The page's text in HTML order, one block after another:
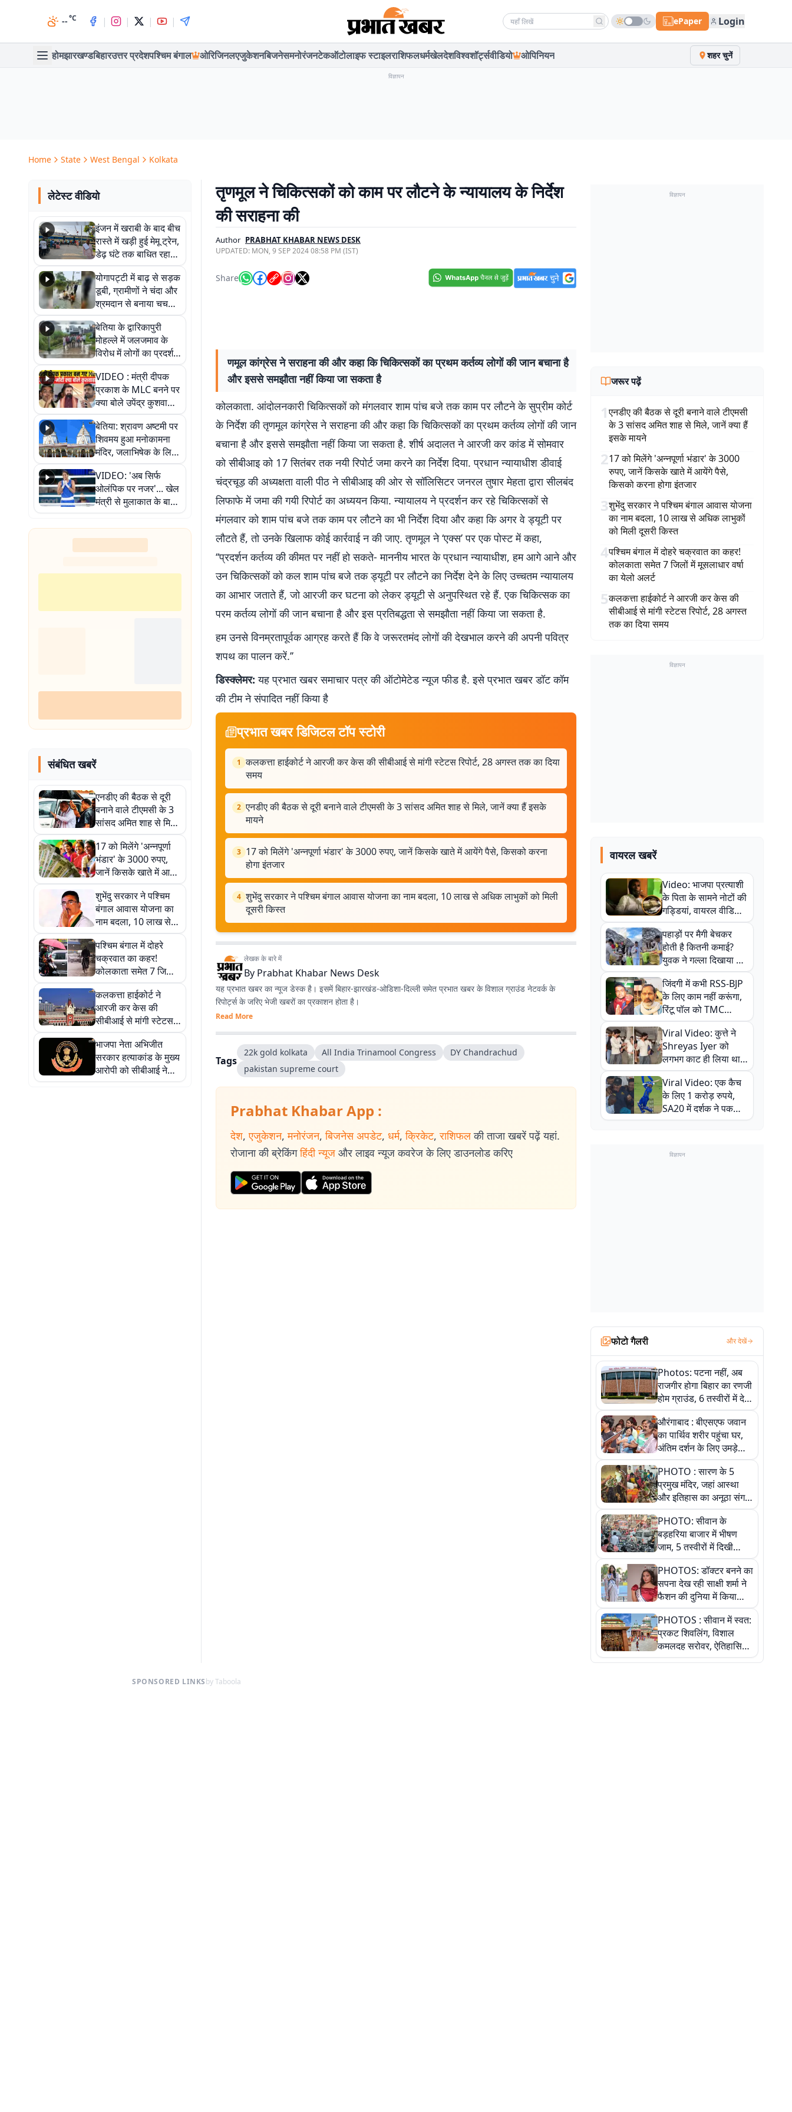
--°C | | | | Search news ePaper Login
होमझारखण्डबिहारउत्तर प्रदेशपश्चिम बंगाल ओरिजिनलएजुकेशनबिजनेसमनोरंजनटेकऑटोलाइफ स्टाइलराशिफलधर्मखेलदेशविश्वशॉर्ट्सवीडियो ओपिनियन शहर चुनें
विज्ञापन
Home State West Bengal Kolkata
लेटेस्ट वीडियो
इंजन में खराबी के बाद बीच
रास्ते में खड़ी हुई मेमू ट्रेन,
डेढ़ घंटे तक बाधित रहा
आवागमन
योगापट्टी में बाढ़ से सड़क
डूबी, ग्रामीणों ने चंदा और
श्रमदान से बनाया चचरी
पुल
बेतिया के द्वारिकापुरी
मोहल्ले में जलजमाव के
विरोध में लोगों का प्रदर्शन,
स्थायी समाधान की मांग
VIDEO : मंत्री दीपक
प्रकाश के MLC बनने पर
क्या बोले उपेंद्र कुशवाहा,
सुनिए
बेतिया: श्रावण अष्टमी पर
शिवमय हुआ मनोकामना
मंदिर, जलाभिषेक के लिए
लगी लंबी कतारें
VIDEO: 'अब सिर्फ
ओलंपिक पर नजर'... खेल
मंत्री से मुलाकात के बाद
जैसमीन लंबोरिया का बड़ा
बयान
संबंधित खबरें
एनडीए की बैठक से दूरी
बनाने वाले टीएमसी के 3
सांसद अमित शाह से मिले,
जानें क्या हैं इसके मायने
17 को मिलेंगे 'अन्नपूर्णा
भंडार' के 3000 रुपए,
जानें किसके खाते में आयेंगे
पैसे, किसको करना होगा
इंतजार
शुभेंदु सरकार ने पश्चिम
बंगाल आवास योजना का
नाम बदला, 10 लाख से
अधिक लाभुकों को मिली
दूसरी किस्त
पश्चिम बंगाल में दोहरे
चक्रवात का कहर!
कोलकाता समेत 7 जिलों
में मूसलाधार वर्षा का येलो
अलर्ट
कलकत्ता हाईकोर्ट ने
आरजी कर केस की
सीबीआई से मांगी स्टेटस
रिपोर्ट, 28 अगस्त तक का
दिया समय
भाजपा नेता अभिजीत
सरकार हत्याकांड के मुख्य
आरोपी को सीबीआई ने
गुवाहाटी से किया
तृणमूल ने चिकित्सकों को काम पर लौटने के न्यायालय के निर्देश
की सराहना की
Author PRABHAT KHABAR NEWS DESK
UPDATED: MON, 9 SEP 2024 08:58 PM (IST)
Share
णमूल कांग्रेस ने सराहना की और कहा कि चिकित्सकों का प्रथम कर्तव्य लोगों की जान बचाना है
और इससे समझौता नहीं किया जा सकता है
कोलकाता. आंदोलनकारी चिकित्सकों को मंगलवार शाम पांच बजे तक काम पर लौटने के सुप्रीम कोर्ट
के निर्देश की तृणमूल कांग्रेस ने सराहना की और कहा कि चिकित्सकों का प्रथम कर्तव्य लोगों की जान
बचाना है और इससे समझौता नहीं किया जा सकता है. शीर्ष अदालत ने आरजी कर कांड में सोमवार
को सीबीआइ को 17 सितंबर तक नयी रिपोर्ट जमा करने का निर्देश दिया. प्रधान न्यायाधीश डीवाई
चंद्रचूड़ की अध्यक्षता वाली पीठ ने सीबीआइ की ओर से सॉलिसिटर जनरल तुषार मेहता द्वारा सीलबंद
लिफाफे में जमा की गयी रिपोर्ट का अध्ययन किया. न्यायालय ने प्रदर्शन कर रहे चिकित्सकों से
मंगलवार को शाम पांच बजे तक काम पर लौटने का भी निर्देश दिया और कहा कि अगर वे ड्यूटी पर
लौटते हैं, तो उनके खिलाफ कोई कार्रवाई न की जाए. तृणमूल ने ‘एक्स’ पर एक पोस्ट में कहा,
‘‘प्रदर्शन कर्तव्य की कीमत पर नहीं हो सकते- माननीय भारत के प्रधान न्यायाधीश, हम आगे आने और
उन चिकित्सकों को कल शाम पांच बजे तक ड्यूटी पर लौटने का निर्देश देने के लिए उच्चतम न्यायालय
का आभार जताते हैं, जो आरजी कर घटना को लेकर ड्यूटी से अनुपस्थित रहे हैं. एक चिकित्सक का
परम कर्तव्य लोगों की जान बचाना है और इस प्रतिबद्धता से समझौता नहीं किया जा सकता है.
हम उनसे विनम्रतापूर्वक आग्रह करते हैं कि वे जरूरतमंद लोगों की देखभाल करने की अपनी पवित्र
शपथ का पालन करें.’’
डिस्क्लेमर: यह प्रभात खबर समाचार पत्र की ऑटोमेटेड न्यूज फीड है. इसे प्रभात खबर डॉट कॉम
की टीम ने संपादित नहीं किया है
प्रभात खबर डिजिटल टॉप स्टोरी
1 कलकत्ता हाईकोर्ट ने आरजी कर केस की सीबीआई से मांगी स्टेटस रिपोर्ट, 28 अगस्त तक का दिया
समय
2 एनडीए की बैठक से दूरी बनाने वाले टीएमसी के 3 सांसद अमित शाह से मिले, जानें क्या हैं इसके
मायने
3 17 को मिलेंगे 'अन्नपूर्णा भंडार' के 3000 रुपए, जानें किसके खाते में आयेंगे पैसे, किसको करना
होगा इंतजार
4 शुभेंदु सरकार ने पश्चिम बंगाल आवास योजना का नाम बदला, 10 लाख से अधिक लाभुकों को मिली
दूसरी किस्त
लेखक के बारे में
By Prabhat Khabar News Desk
यह प्रभात खबर का न्यूज डेस्क है। इसमें बिहार-झारखंड-ओडिशा-दिल्‍ली समेत प्रभात खबर के विशाल ग्राउंड नेटवर्क के
रिपोर्ट्स के जरिए भेजी खबरों का प्रकाशन होता है।
Read More
Tags
22k gold kolkata All India Trinamool Congress
DY Chandrachud
pakistan supreme court
Prabhat Khabar App :
देश, एजुकेशन, मनोरंजन, बिजनेस अपडेट, धर्म, क्रिकेट, राशिफल की ताजा खबरें पढ़ें यहां.
रोजाना की ब्रेकिंग हिंदी न्यूज और लाइव न्यूज कवरेज के लिए डाउनलोड करिए
विज्ञापन
जरूर पढ़ें
1एनडीए की बैठक से दूरी बनाने वाले टीएमसी
के 3 सांसद अमित शाह से मिले, जानें क्या हैं
इसके मायने
217 को मिलेंगे 'अन्नपूर्णा भंडार' के 3000
रुपए, जानें किसके खाते में आयेंगे पैसे,
किसको करना होगा इंतजार
3शुभेंदु सरकार ने पश्चिम बंगाल आवास योजना
का नाम बदला, 10 लाख से अधिक लाभुकों
को मिली दूसरी किस्त
4पश्चिम बंगाल में दोहरे चक्रवात का कहर!
कोलकाता समेत 7 जिलों में मूसलाधार वर्षा
का येलो अलर्ट
5कलकत्ता हाईकोर्ट ने आरजी कर केस की
सीबीआई से मांगी स्टेटस रिपोर्ट, 28 अगस्त
तक का दिया समय
विज्ञापन
वायरल खबरें
Video: भाजपा प्रत्याशी
के पिता के सामने नोटों की
गड्डियां, वायरल वीडियो
से राजनीति में उबाल,
अजित महतो बोले- TMC
की गंदी चाल
पहाड़ों पर मैगी बेचकर
होती है कितनी कमाई?
युवक ने गल्ला दिखाया तो
नौकरी वालों के खड़े हो गए
कान
जिंदगी में कभी RSS-BJP
के लिए काम नहीं करूंगा,
रिंटू पॉल को TMC
ऑफिस में ले जाकर पीटा,
Video वायरल
Viral Video: कुत्ते ने
Shreyas Iyer को
लगभग काट ही लिया था,
न्यूजीलैंड सीरीज से पहले
बाल-बाल बचे
Viral Video: एक कैच
के लिए 1 करोड़ रुपये,
SA20 में दर्शक ने पकड़ा
एक हाथ से गजब का कैच
विज्ञापन
फोटो गैलरी और देखें
Photos: पटना नहीं, अब
राजगीर होगा बिहार का रणजी
होम ग्राउंड, 6 तस्वीरों में देखें
नए स्टेडियम की पूरी कहानी
औरंगाबाद : बीएसएफ जवान
का पार्थिव शरीर पहुंचा घर,
अंतिम दर्शन के लिए उमड़े
लोग
PHOTO : सारण के 5
प्रमुख मंदिर, जहां आस्था
और इतिहास का अनूठा संगम,
तस्वीरों में जानिए
PHOTO: सीवान के
बड़हरिया बाजार में भीषण
जाम, 5 तस्वीरों में दिखी
अव्यवस्था
PHOTOS: डॉक्टर बनने का
सपना देख रही साक्षी शर्मा ने
फैशन की दुनिया में किया
कमाल,जानिए बेगूसराय की
बेटी ने कैसे दी अपने सपनों
को उड़ान
PHOTOS : सीवान में स्वत:
प्रकट शिवलिंग, विशाल
कमलदह सरोवर, ऐतिहासिक
महेंद्रनाथ मंदिर और घंटाघर
SPONSORED LINKSby Taboola